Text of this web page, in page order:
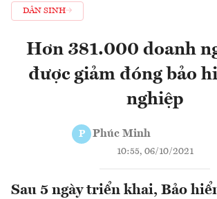
DÂN SINH
Hơn 381.000 doanh
được giảm đóng bảo
nghiệp
P Phúc Minh
10:55, 06/10/2021
Sau 5 ngày triển khai, Bảo